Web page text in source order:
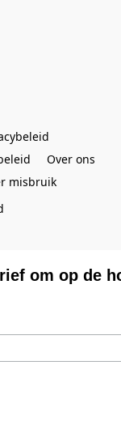
Over ons
misbruik
om op de